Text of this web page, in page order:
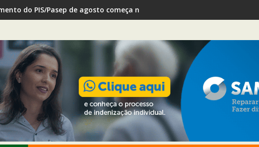
do PIS/Pasep de agosto começa no dia 17; veja quem tem direito